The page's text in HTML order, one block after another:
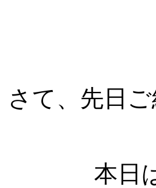
さて、先日
本日